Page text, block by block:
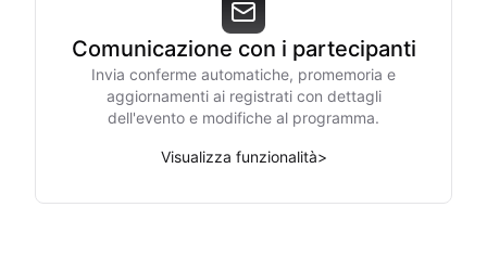
Comunicazione con i partecipanti
Invia conferme automatiche, promemoria e
aggiornamenti ai registrati con dettagli
dell'evento e modifiche al programma.
Visualizza funzionalità>